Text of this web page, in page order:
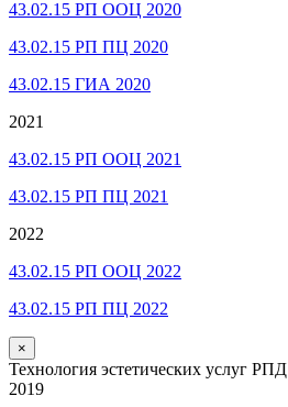
43.02.15 РП ООЦ 2020
43.02.15 РП ПЦ 2020
43.02.15 ГИА 2020
2021
43.02.15 РП ООЦ 2021
43.02.15 РП ПЦ 2021
2022
43.02.15 РП ООЦ 2022
43.02.15 РП ПЦ 2022
×
Технология эстетических услуг РПД
2019